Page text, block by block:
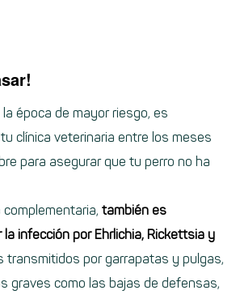
época de mayor riesgo, es
clínica veterinaria entre los meses
para asegurar que tu perro no ha
también es
infección por Ehrlichia, Rickettsia y
transmitidos por garrapatas y pulgas,
graves como las bajas de defensas,